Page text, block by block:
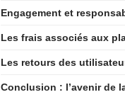
Engagement et
Les frais associés aux
Les retours des
Conclusion : l’avenir de